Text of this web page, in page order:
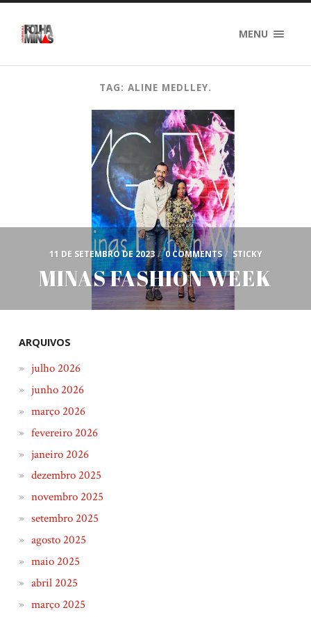
MENU
TAG: ALINE MEDLLEY.
11 DE SETEMBRO DE 2023 / 0 COMMENTS / STICKY
MINAS FASHION WEEK
ARQUIVOS
julho 2026
junho 2026
março 2026
fevereiro 2026
janeiro 2026
dezembro 2025
novembro 2025
setembro 2025
agosto 2025
maio 2025
abril 2025
março 2025